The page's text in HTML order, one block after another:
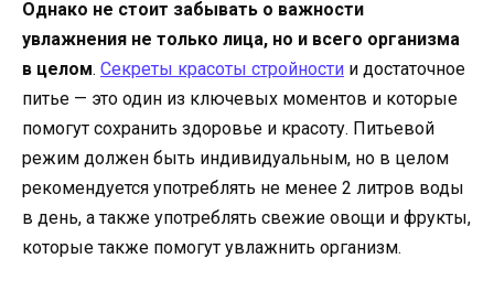
Однако не стоит забывать о важности
увлажнения не только лица, но и всего организма
в целом. Секреты красоты стройности и достаточное
питье — это один из ключевых моментов и которые
помогут сохранить здоровье и красоту. Питьевой
режим должен быть индивидуальным, но в целом
рекомендуется употреблять не менее 2 литров воды
в день, а также употреблять свежие овощи и фрукты,
которые также помогут увлажнить организм.